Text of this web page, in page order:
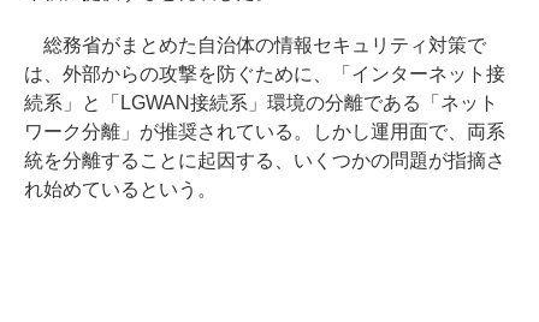
総務省がまとめた自治体の情報セキュリティ対策で
は、外部からの攻撃を防ぐために、「インターネット接
続系」と「LGWAN接続系」環境の分離である「ネット
ワーク分離」が推奨されている。しかし運用面で、両系
統を分離することに起因する、いくつかの問題が指摘さ
れ始めているという。